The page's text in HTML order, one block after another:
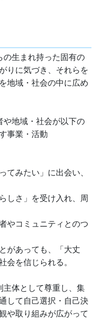
生まれ持った固有の
りに気づき、それらを
地域・社会の中に広め
地域・社会が以下の
事業・活動
てみたい」に出会い、
しさ」を受け入れ、周
やコミュニティとのつ
があっても、「大丈
会を信じられる。
主体として尊重し、集
して自己選択・自己決
や取り組みが広がって